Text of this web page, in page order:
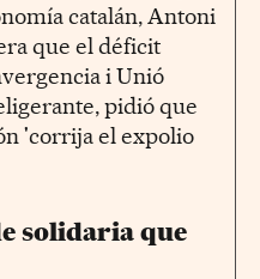
catalán, Antoni
que el déficit
i Unió
pidió que
'corrija el expolio
solidaria que